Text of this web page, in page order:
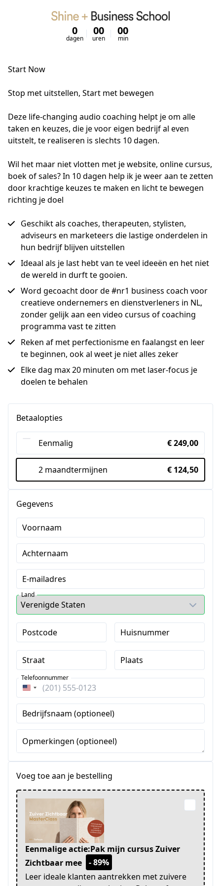
0
dagen
00
uren
00
min
Start Now
Stop met uitstellen, Start met bewegen
Deze life-changing audio coaching helpt je om alle
taken en keuzes, die je voor eigen bedrijf al even
uitstelt, te realiseren is slechts 10 dagen.
Wil het maar niet vlotten met je website, online cursus,
boek of sales? In 10 dagen help ik je weer aan te zetten
door krachtige keuzes te maken en licht te bewegen
richting je doel
Geschikt als coaches, therapeuten, stylisten,
adviseurs en marketeers die lastige onderdelen in
hun bedrijf blijven uitstellen
Ideaal als je last hebt van te veel ideeën en het niet
de wereld in durft te gooien.
Word gecoacht door de #nr1 business coach voor
creatieve ondernemers en dienstverleners in NL,
zonder gelijk aan een video cursus of coaching
programma vast te zitten
Reken af met perfectionisme en faalangst en leer
te beginnen, ook al weet je niet alles zeker
Elke dag max 20 minuten om met laser-focus je
doelen te behalen
Betaalopties
Eenmalig € 249,00
2 maandtermijnen € 124,50
Gegevens
Voornaam
Achternaam
E-mailadres
Land
Postcode Huisnummer
Straat Plaats
Verenigde
Staten
+1
Telefoonnummer
Bedrijfsnaam (optioneel)
Opmerkingen (optioneel)
Voeg toe aan je bestelling
Eenmalige actie:Pak mijn cursus Zuiver
Zichtbaar mee
- 89%
Leer ideale klanten aantrekken met zuivere